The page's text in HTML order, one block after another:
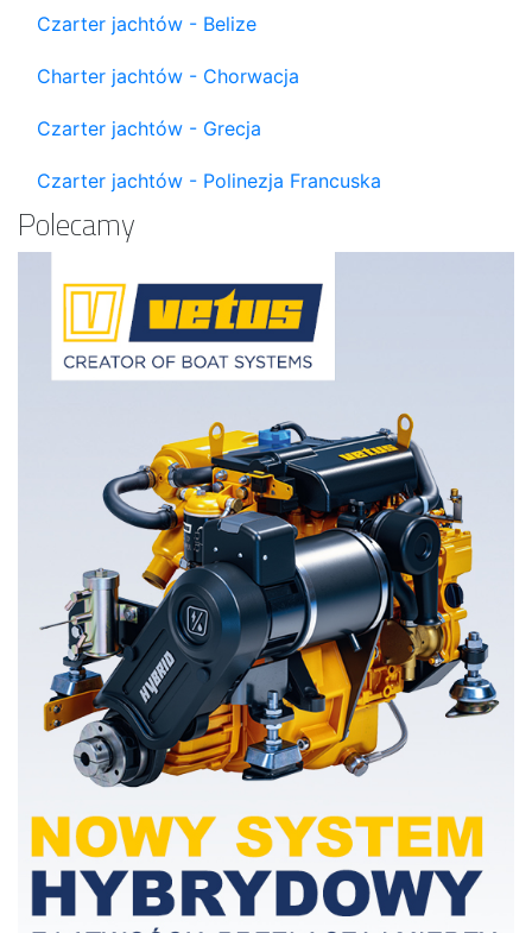
Czarter jachtów - Belize
Charter jachtów - Chorwacja
Czarter jachtów - Grecja
Czarter jachtów - Polinezja Francuska
Polecamy